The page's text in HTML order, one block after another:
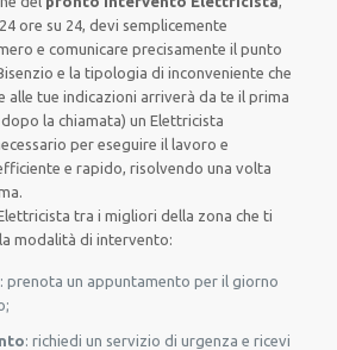
ore su 24, devi semplicemente
e comunicare precisamente il punto
e la tipologia di inconveniente che
alle tue indicazioni arriverà da te il prima
la chiamata) un Elettricista
per eseguire il lavoro e
e rapido, risolvendo una volta
tra i migliori della zona che ti
modalità di intervento:
: prenota un appuntamento per il giorno
: richiedi un servizio di urgenza e ricevi